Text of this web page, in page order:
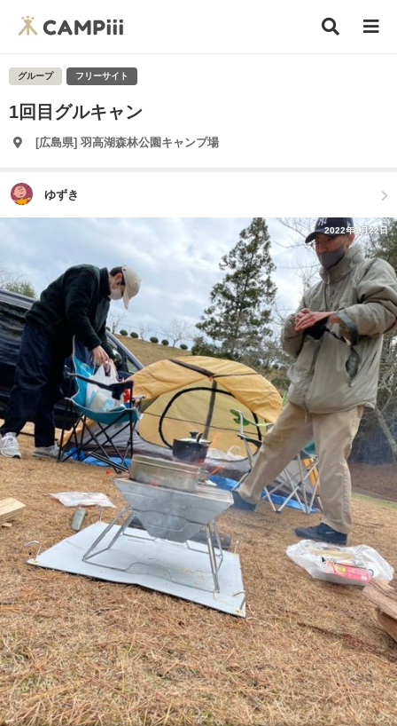
グループ フリーサイト
1回目グルキャン
[広島県] 羽高湖森林公園キャンプ場
ゆずき
2022年1月22日